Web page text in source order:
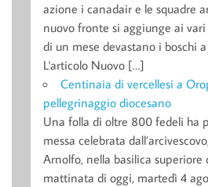
azione i canadair e le squadre
nuovo fronte si aggiunge ai
di un mese devastano i boschi
L'articolo Nuovo […]
Centinaia di vercellesi a
pellegrinaggio diocesano
Una folla di oltre 800 fedeli ha
messa celebrata
Arnolfo, nella basilica superiore
mattinata di oggi, martedì 4